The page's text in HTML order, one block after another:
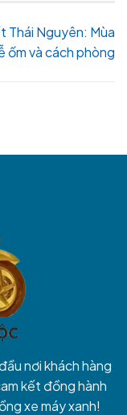
Thái Nguyên: Mùa
ốm và cách phòng
nơi khách hàng
kết đồng hành
xe máy xanh!